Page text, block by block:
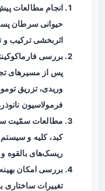
انجام مطالعات
حیوانی سرطان
اثربخشی ترکیب و
بررسی
پس از مسیرهای
وریدی، تزریق
فرمولاسیون
مطالعات سمّیت
کبد، کلیه و سیستم
ریسک‌های بالقوه و
بررسی امکان
تغییرات ساختاری